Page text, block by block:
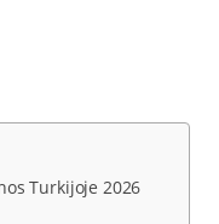
Turkijoje 2026